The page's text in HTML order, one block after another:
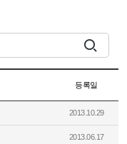
등록일
2013.10.29
2013.06.17